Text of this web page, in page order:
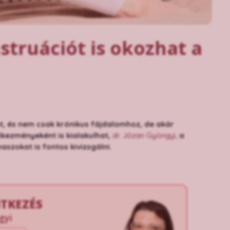
is okozhat a
és nem csak krónikus fájdalomhoz, de akár
is kialakulhat, dr. Józan Gyöngyi, a
is fontos kivizsgálni.